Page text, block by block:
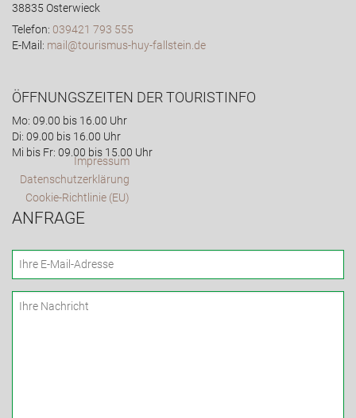
38835 Osterwieck
Telefon: 039421 793 555
E-Mail: mail@tourismus-huy-fallstein.de
ÖFFNUNGSZEITEN DER TOURISTINFO
Mo: 09.00 bis 16.00 Uhr
Di: 09.00 bis 16.00 Uhr
Mi bis Fr: 09.00 bis 15.00 Uhr
Impressum
Datenschutzerklärung
Cookie-Richtlinie (EU)
ANFRAGE